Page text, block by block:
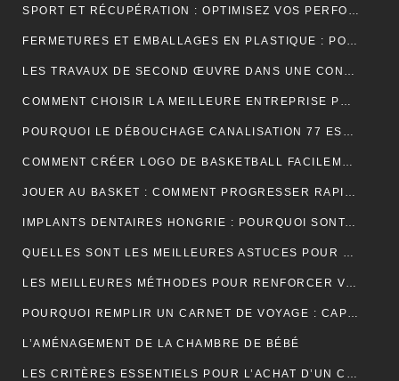
SPORT ET RÉCUPÉRATION : OPTIMISEZ VOS PERFORMANCES AVEC LES HUILES CBD À PARIS
FERMETURES ET EMBALLAGES EN PLASTIQUE : POUR UNE PROTECTION OPTIMALE DE VOS PRODUITS
LES TRAVAUX DE SECOND ŒUVRE DANS UNE CONSTRUCTION DE MAISON
COMMENT CHOISIR LA MEILLEURE ENTREPRISE POUR VOTRE DÉMÉNAGEMENT PARIS MARSEILLE?
POURQUOI LE DÉBOUCHAGE CANALISATION 77 EST-IL ESSENTIEL POUR ÉVITER LES DÉSAGRÉMENTS MAJEURS ?
COMMENT CRÉER LOGO DE BASKETBALL FACILEMENT ET EFFICACEMENT ?
JOUER AU BASKET : COMMENT PROGRESSER RAPIDEMENT EN TECHNIQUE ?
IMPLANTS DENTAIRES HONGRIE : POURQUOI SONT-ILS LA SOLUTION IDÉALE POUR UN SOURIRE PARFAIT ET ABORDABLE ?
QUELLES SONT LES MEILLEURES ASTUCES POUR UN DÉMÉNAGEMENT ÎLE DE FRANCE RÉUSSI ET SANS TRACAS ?
LES MEILLEURES MÉTHODES POUR RENFORCER VOS ONGLES FRAGILES
POURQUOI REMPLIR UN CARNET DE VOYAGE : CAPTURER L’ÂME DE VOS AVENTURES
L’AMÉNAGEMENT DE LA CHAMBRE DE BÉBÉ
LES CRITÈRES ESSENTIELS POUR L’ACHAT D’UN CÂBLE TYPE 2 POUR VÉHICULES ÉLECTRIQUES